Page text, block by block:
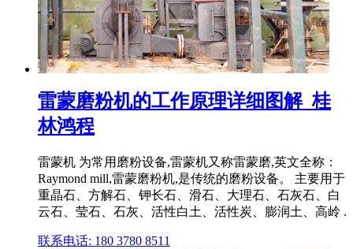
雷蒙磨粉机的工作原理详细图解_桂
林鸿程
雷蒙机 为常用磨粉设备,雷蒙机又称雷蒙磨,英文全称：
Raymond mill,雷蒙磨粉机,是传统的磨粉设备。 主要用于
重晶石、方解石、钾长石、滑石、大理石、石灰石、白
云石、莹石、石灰、活性白土、活性炭、膨润土、高岭 .
联系电话: 180 3780 8511